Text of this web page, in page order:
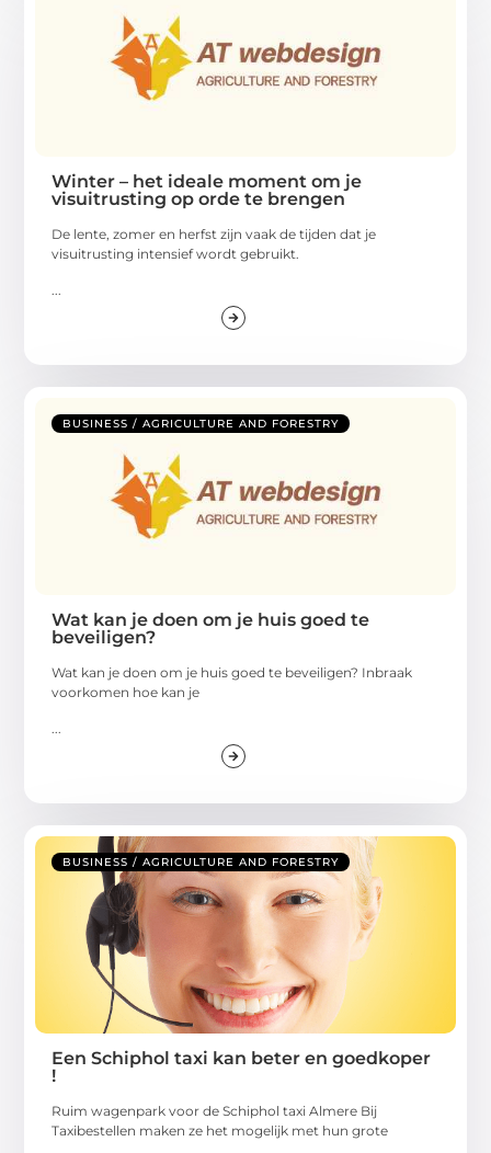
Winter – het ideale moment om je
visuitrusting op orde te brengen
De lente, zomer en herfst zijn vaak de tijden dat je
visuitrusting intensief wordt gebruikt.
BUSINESS / AGRICULTURE AND FORESTRY
Wat kan je doen om je huis goed te
beveiligen?
Wat kan je doen om je huis goed te beveiligen? Inbraak
voorkomen hoe kan je
BUSINESS / AGRICULTURE AND FORESTRY
Een Schiphol taxi kan beter en goedkoper
!
Ruim wagenpark voor de Schiphol taxi Almere Bij
Taxibestellen maken ze het mogelijk met hun grote